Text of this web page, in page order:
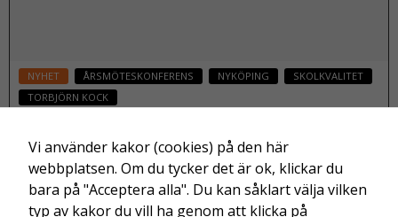
NYHET ÅRSMÖTESKONFERENS NYKÖPING
SKOLKVALITET
TORBJÖRN KOCK
skolan
06 maj 2024
Vi använder kakor (cookies) på den här
webbplatsen. Om du tycker det är ok, klickar du
bara på "Acceptera alla". Du kan såklart välja vilken
typ av kakor du vill ha genom att klicka på
Dessa kakor
går inte att
välja bort. De
behövs för